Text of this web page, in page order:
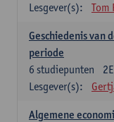
Lesgever(s):
Tom
Geschiedenis van
periode
6 studiepunten
Lesgever(s):
Algemene